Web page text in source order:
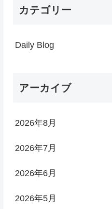
カテゴリー
Daily Blog
アーカイブ
2026年8月
2026年7月
2026年6月
2026年5月